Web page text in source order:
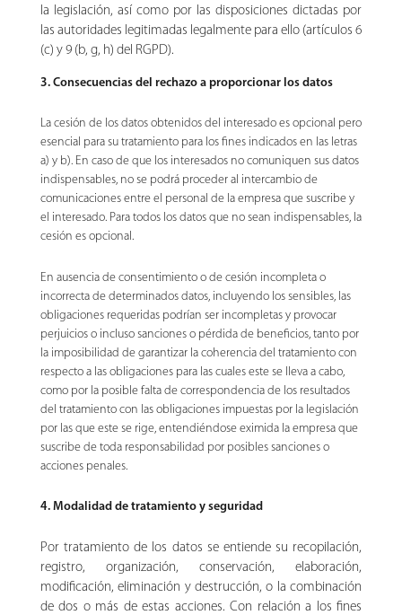
la legislación, así como por las disposiciones dictadas por
las autoridades legitimadas legalmente para ello (artículos 6
(c) y 9 (b, g, h) del RGPD).
3. Consecuencias del rechazo a proporcionar los datos
La cesión de los datos obtenidos del interesado es opcional pero
esencial para su tratamiento para los fines indicados en las letras
a) y b). En caso de que los interesados no comuniquen sus datos
indispensables, no se podrá proceder al intercambio de
comunicaciones entre el personal de la empresa que suscribe y
el interesado. Para todos los datos que no sean indispensables, la
cesión es opcional.
En ausencia de consentimiento o de cesión incompleta o
incorrecta de determinados datos, incluyendo los sensibles, las
obligaciones requeridas podrían ser incompletas y provocar
perjuicios o incluso sanciones o pérdida de beneficios, tanto por
la imposibilidad de garantizar la coherencia del tratamiento con
respecto a las obligaciones para las cuales este se lleva a cabo,
como por la posible falta de correspondencia de los resultados
del tratamiento con las obligaciones impuestas por la legislación
por las que este se rige, entendiéndose eximida la empresa que
suscribe de toda responsabilidad por posibles sanciones o
acciones penales.
4. Modalidad de tratamiento y seguridad
Por tratamiento de los datos se entiende su recopilación,
registro, organización, conservación, elaboración,
modificación, eliminación y destrucción, o la combinación
de dos o más de estas acciones. Con relación a los fines